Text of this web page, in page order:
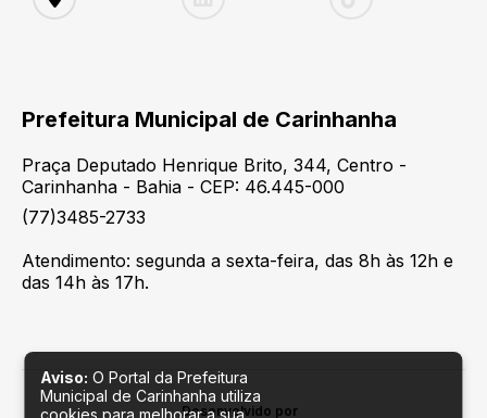
Prefeitura Municipal de Carinhanha
Praça Deputado Henrique Brito, 344, Centro -
Carinhanha - Bahia - CEP: 46.445-000
(77)3485-2733
Atendimento: segunda a sexta-feira, das 8h às 12h e
das 14h às 17h.
Desenvolvido por
Aviso: O Portal da Prefeitura
Municipal de Carinhanha utiliza
cookies para melhorar a sua